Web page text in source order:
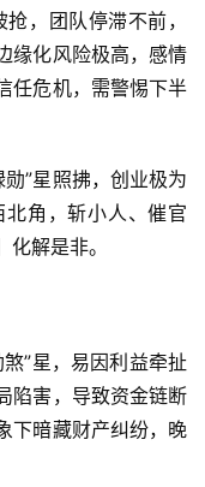
，团队停滞不前，
缘化风险极高，感情
任危机，需警惕下半
”星照拂，创业极为
角，斩小人、催官
解是非。
”星，易因利益牵扯
陷害，导致资金链断
下暗藏财产纠纷，晚